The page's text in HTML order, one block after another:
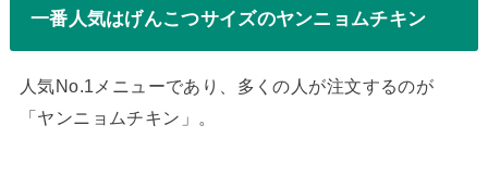
一番人気はげんこつサイズのヤンニョムチキン
人気No.1メニューであり、多くの人が注文するのが
「ヤンニョムチキン」。